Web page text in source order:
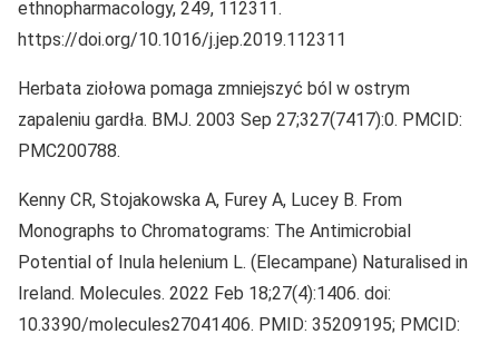
ethnopharmacology, 249, 112311.
https://doi.org/10.1016/j.jep.2019.112311
Herbata ziołowa pomaga zmniejszyć ból w ostrym
zapaleniu gardła. BMJ. 2003 Sep 27;327(7417):0. PMCID:
PMC200788.
Kenny CR, Stojakowska A, Furey A, Lucey B. From
Monographs to Chromatograms: The Antimicrobial
Potential of Inula helenium L. (Elecampane) Naturalised in
Ireland. Molecules. 2022 Feb 18;27(4):1406. doi:
10.3390/molecules27041406. PMID: 35209195; PMCID: